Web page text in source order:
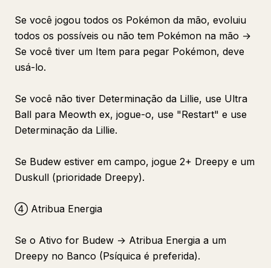
Se você jogou todos os Pokémon da mão, evoluiu
todos os possíveis ou não tem Pokémon na mão →
Se você tiver um Item para pegar Pokémon, deve
usá-lo.
Se você não tiver Determinação da Lillie, use Ultra
Ball para Meowth ex, jogue-o, use "Restart" e use
Determinação da Lillie.
Se Budew estiver em campo, jogue 2+ Dreepy e um
Duskull (prioridade Dreepy).
④ Atribua Energia
Se o Ativo for Budew → Atribua Energia a um
Dreepy no Banco (Psíquica é preferida).